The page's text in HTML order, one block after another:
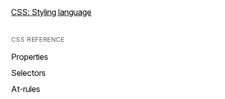
CSS: Styling language
CSS REFERENCE
Properties
Selectors
At-rules